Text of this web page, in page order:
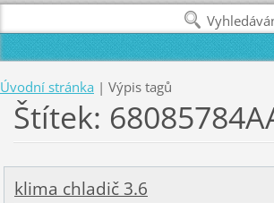
Úvodní stránka | Výpis tagů
Štítek:
klima chladič 3.6